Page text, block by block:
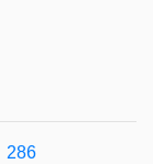
286